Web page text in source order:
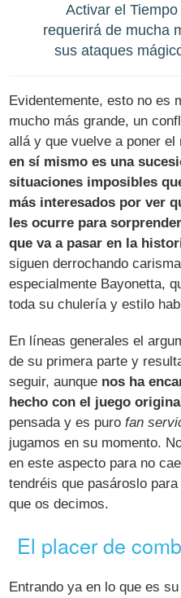
Activar el
requerirá de mucha
sus ataques
Evidentemente, esto no es
mucho más grande, un
allá y que vuelve a poner el
en sí mismo es una
situaciones imposibles
más interesados por ver
les ocurre para
que va a pasar en la
siguen derrochando
especialmente Bayonetta,
toda su chulería y estilo
En líneas generales el
de su primera parte y
seguir, aunque nos ha
hecho con el juego
pensada y es purofan
jugamos en su momento.
en este aspecto para no
tendréis que pasároslo
que os decimos.
El placer de
Entrando ya en lo que es